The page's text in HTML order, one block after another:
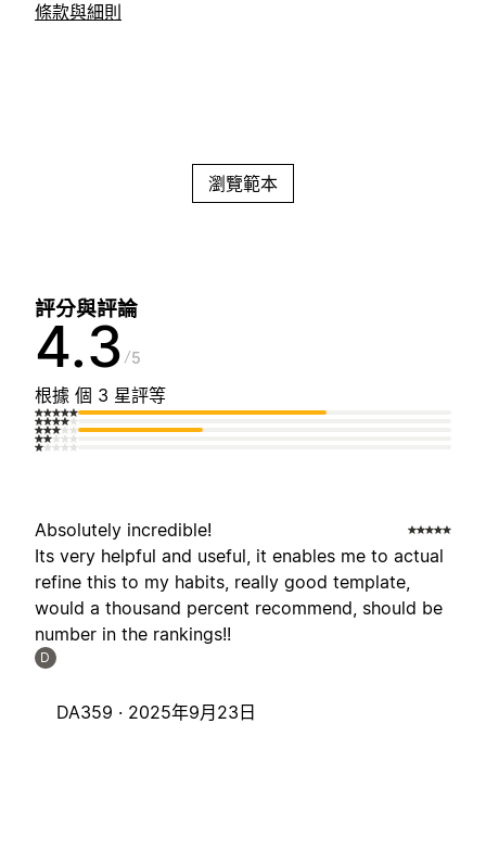
條款與細則
瀏覽範本
評分與評論
4.3 5
根據 個 3 星評等
Absolutely incredible!
Its very helpful and useful, it enables me to actual
refine this to my habits, really good template,
would a thousand percent recommend, should be
number in the rankings!!
D
DA359 · 2025年9月23日